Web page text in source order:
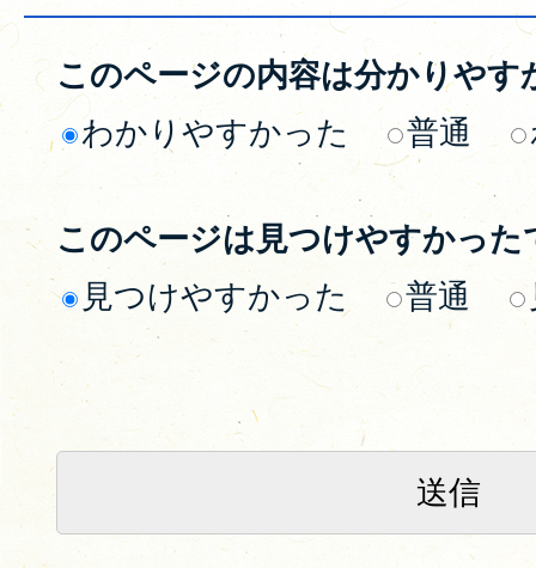
このページの内容は分かりやす
わかりやすかった
普通
このページは見つけやすかった
見つけやすかった
普通